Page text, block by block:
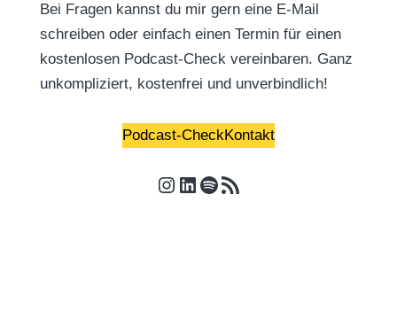
Bei Fragen kannst du mir gern eine E-Mail
schreiben oder einfach einen Termin für einen
kostenlosen Podcast-Check vereinbaren. Ganz
unkompliziert, kostenfrei und unverbindlich!
Podcast-CheckKontakt
Instagram
LinkedIn
Spotify
RSS-Feed